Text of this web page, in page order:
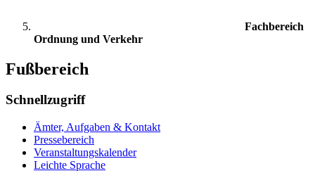
Fachbereich
Ordnung und Verkehr
Fußbereich
Schnellzugriff
Ämter, Aufgaben & Kontakt
Pressebereich
Veranstaltungskalender
Leichte Sprache